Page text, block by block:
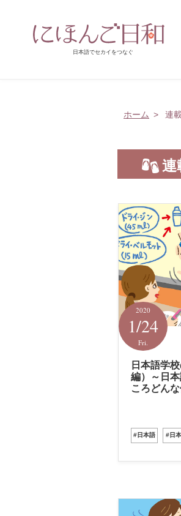
ホーム 連載
連
2020
1/24
Fri.
日本語学
編）～日
ころどん
#日本語 #日